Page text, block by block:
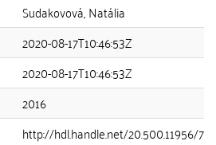
Sudakovová, Natália
2020-08-17T10:46:53Z
2020-08-17T10:46:53Z
2016
http://hdl.handle.net/20.500.11956/